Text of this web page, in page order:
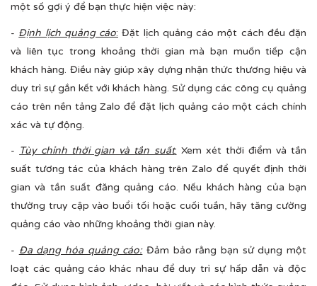
một số gợi ý để bạn thực hiện việc này:
- Định lịch quảng cáo: Đặt lịch quảng cáo một cách đều đặn
và liên tục trong khoảng thời gian mà bạn muốn tiếp cận
khách hàng. Điều này giúp xây dựng nhận thức thương hiệu và
duy trì sự gắn kết với khách hàng. Sử dụng các công cụ quảng
cáo trên nền tảng Zalo để đặt lịch quảng cáo một cách chính
xác và tự động.
- Tùy chỉnh thời gian và tần suất: Xem xét thời điểm và tần
suất tương tác của khách hàng trên Zalo để quyết định thời
gian và tần suất đăng quảng cáo. Nếu khách hàng của bạn
thường truy cập vào buổi tối hoặc cuối tuần, hãy tăng cường
quảng cáo vào những khoảng thời gian này.
- Đa dạng hóa quảng cáo:Đảm bảo rằng bạn sử dụng một
loạt các quảng cáo khác nhau để duy trì sự hấp dẫn và độc